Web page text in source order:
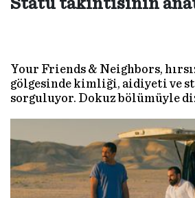
Your Friends & Neighbors,
gölgesinde kimliği, aidiyeti ve
sorguluyor. Dokuz bölümüyle